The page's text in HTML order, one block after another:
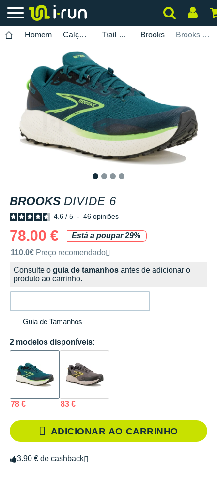
Homem Calçados Trail Running Brooks Brooks Divide 6
BROOKS DIVIDE 6
4.6 / 5 - 46 opiniões
78.00 €
Está a poupar 29%
Preço de venda recomendado pela marca
110.0€ Preço recomendado
Consulte o guia de tamanhos antes de adicionar o
produto ao carrinho.
Guia de Tamanhos
2 modelos disponíveis:
78 € 83 €
ADICIONAR AO CARRINHO
3.90 € de cashback